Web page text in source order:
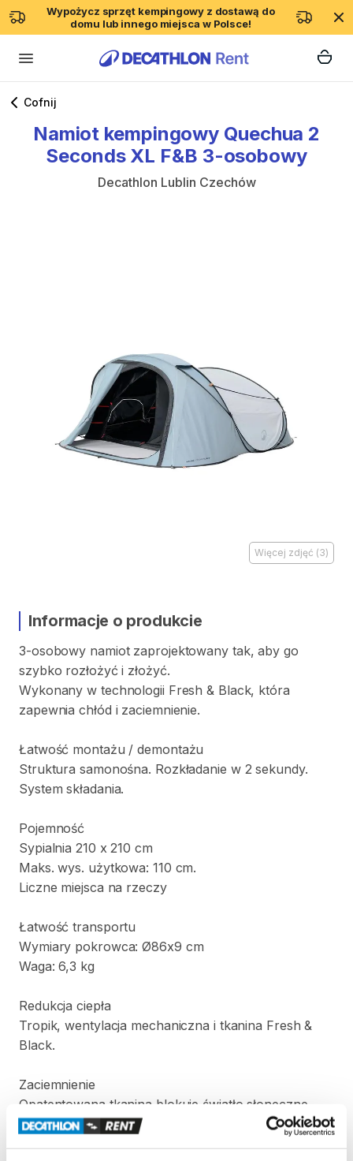
Wypożycz sprzęt kempingowy z dostawą do
domu lub innego miejsca w Polsce!
Cofnij
Namiot kempingowy Quechua 2
Seconds XL F&B 3-osobowy
Decathlon Lublin Czechów
Więcej zdjęć (3)
Informacje o produkcie
3-osobowy namiot zaprojektowany tak​,​ aby go
szybko rozłożyć i złożyć.
Wykonany w technologii Fresh & Black​,​ która
zapewnia chłód i zaciemnienie.
Łatwość montażu ​/​ demontażu
Struktura samonośna. Rozkładanie w 2 sekundy.
System składania.
Pojemność
Sypialnia 210 x 210 cm
Maks. wys. użytkowa: 110 cm.
Liczne miejsca na rzeczy
Łatwość transportu
Wymiary pokrowca: Ø86x9 cm
Waga: 6​,​3 kg
Redukcja ciepła
Tropik​,​ wentylacja mechaniczna i tkanina Fresh &
Black.
Zaciemnienie
Opatentowana tkanina blokuje światło słoneczne.